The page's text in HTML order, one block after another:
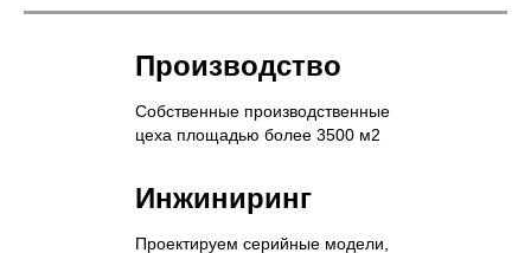
вращения,
двигателя,
Производство
Собственные производственные
цеха площадью более 3500 м2
Инжиниринг
Проектируем серийные модели,